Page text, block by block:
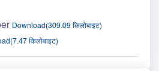
Download(309.09 किलोबाइट)
किलोबाइट)